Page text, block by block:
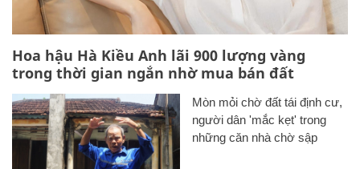
Hoa hậu Hà Kiều Anh lãi 900 lượng vàng
trong thời gian ngắn nhờ mua bán đất
Mòn mỏi chờ đất tái định cư,
người dân 'mắc kẹt' trong
những căn nhà chờ sập